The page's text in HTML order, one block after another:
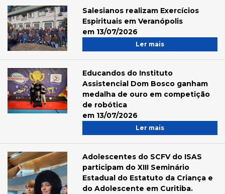
Salesianos realizam Exercícios
Espirituais em Veranópolis
em 13/07/2026
Ler mais
Educandos do Instituto
Assistencial Dom Bosco ganham
medalha de ouro em competição
de robótica
em 13/07/2026
Ler mais
Adolescentes do SCFV do ISAS
participam do XIII Seminário
Estadual do Estatuto da Criança e
do Adolescente em Curitiba.